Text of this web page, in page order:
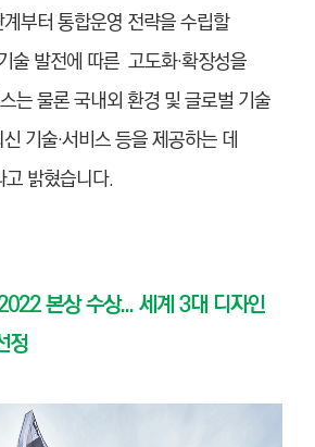
부터 통합운영 전략을 수립할
술 발전에 따른 고도화·확장성을
는 물론 국내외 환경 및 글로벌 기술
기술·서비스 등을 제공하는 데
고 밝혔습니다.
본상 수상...세계 3대 디자인
정